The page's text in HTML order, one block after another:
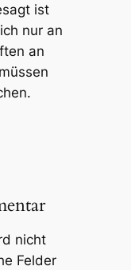
ist
nur an
an
nicht
Felder